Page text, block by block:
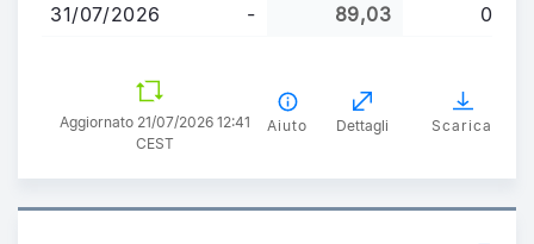
31/07/2026
- 89,03 0
Aggiornato 21/07/2026 12:41
CEST
Aiuto Dettagli Scarica